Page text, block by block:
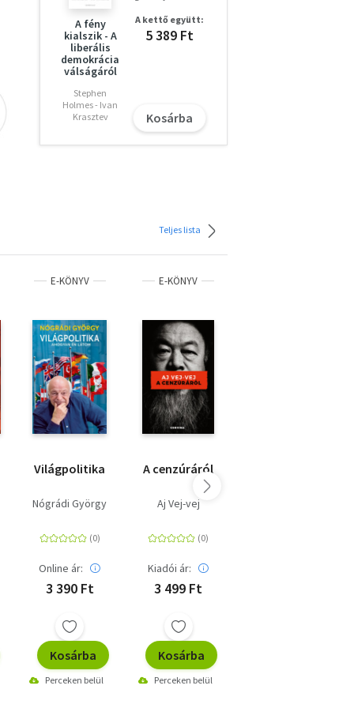
A fény
kialszik - A
liberális
demokrácia
válságáról
Stephen
Holmes - Ivan
Krasztev
A kettő együtt:
5 389 Ft
Kosárba
Teljes lista
E-KÖNYV
Világpolitika
Nógrádi György
Online ár:
3 390 Ft
Kosárba
Perceken belül
E-KÖNYV
A cenzúráról
Aj Vej-vej
Kiadói ár:
3 499 Ft
Kosárba
Perceken belül